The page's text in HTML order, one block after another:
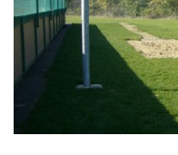
606 946 586,
©